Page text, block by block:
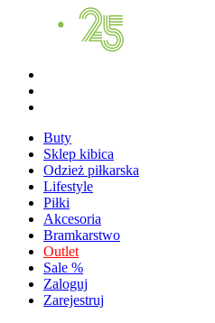
Buty
Sklep kibica
Odzież piłkarska
Lifestyle
Piłki
Akcesoria
Bramkarstwo
Outlet
Sale %
Zaloguj
Zarejestruj